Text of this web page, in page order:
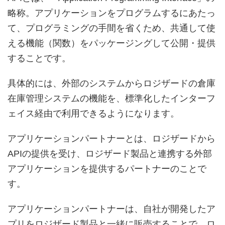
略称。アプリケーションをプログラムするにあたっ
て、プログラミングの手間を省くため、共通して使
える機能（関数）をパッケージングして公開・提供
することです。
具体的には、外部のシステムからロジザードの倉庫
在庫管理システムの機能を、標準化したインターフ
ェイス経由で利用できるようになります。
アプリケーションパートナーとは、ロジザードから
APIの提供を受け、ロジザード製品と連携する外部
アプリケーションを提供するパートナーのことで
す。
アプリケーションパートナーは、自社が開発したア